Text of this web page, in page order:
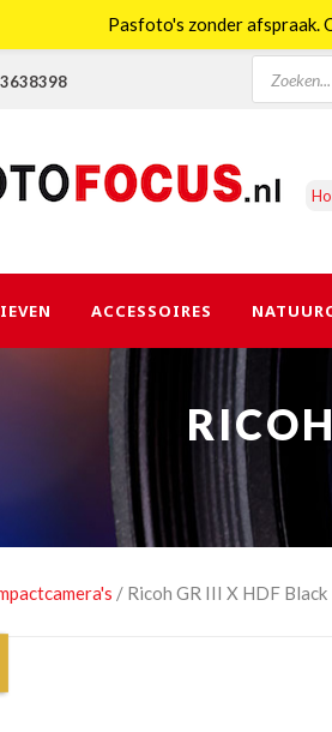
Producten
zoeken
ACCESSOIRES
/ Ricoh GR III X HDF Black
Pasfoto's zonder afspraak.